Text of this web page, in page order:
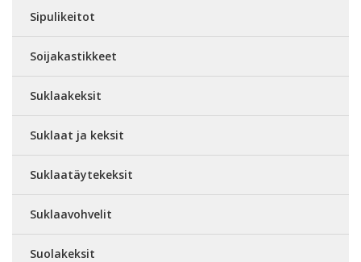
Sipulikeitot
Soijakastikkeet
Suklaakeksit
Suklaat ja keksit
Suklaatäytekeksit
Suklaavohvelit
Suolakeksit